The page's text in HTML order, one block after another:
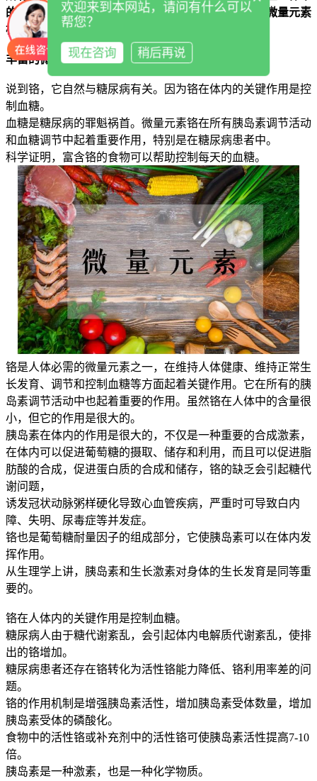
的含量很小，但它的作用是很大的。【关键词】人体微量元素
检测仪，人体微量元素测试仪，人体微量元素测定仪
丰富的微量元素铬有什么，你知道吗?
说到铬，它自然与糖尿病有关。因为铬在体内的关键作用是控
制血糖。
血糖是糖尿病的罪魁祸首。微量元素铬在所有胰岛素调节活动
和血糖调节中起着重要作用，特别是在糖尿病患者中。
科学证明，富含铬的食物可以帮助控制每天的血糖。
铬是人体必需的微量元素之一，在维持人体健康、维持正常生
长发育、调节和控制血糖等方面起着关键作用。它在所有的胰
岛素调节活动中也起着重要的作用。虽然铬在人体中的含量很
小，但它的作用是很大的。
胰岛素在体内的作用是很大的，不仅是一种重要的合成激素，
在体内可以促进葡萄糖的摄取、储存和利用，而且可以促进脂
肪酸的合成，促进蛋白质的合成和储存，铬的缺乏会引起糖代
谢问题，
诱发冠状动脉粥样硬化导致心血管疾病，严重时可导致白内
障、失明、尿毒症等并发症。
铬也是葡萄糖耐量因子的组成部分，它使胰岛素可以在体内发
挥作用。
从生理学上讲，胰岛素和生长激素对身体的生长发育是同等重
要的。
铬在人体内的关键作用是控制血糖。
糖尿病人由于糖代谢紊乱，会引起体内电解质代谢紊乱，使排
出的铬增加。
糖尿病患者还存在铬转化为活性铬能力降低、铬利用率差的问
题。
铬的作用机制是增强胰岛素活性，增加胰岛素受体数量，增加
胰岛素受体的磷酸化。
食物中的活性铬或补充剂中的活性铬可使胰岛素活性提高7-10
倍。
胰岛素是一种激素，也是一种化学物质。
欢迎来到本网站，请问有什么可以
帮您？
现在咨询 稍后再说